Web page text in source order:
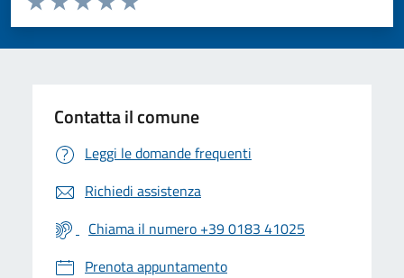
Valuta 5 stelle su 5
Valuta 4 stelle su 5
Valuta 3 stelle su 5
Valuta 2 stelle su 5
Valuta 1 stelle su 5
Contatta il comune
Leggi le domande frequenti
Richiedi assistenza
Chiama il numero +39 0183 41025
Prenota appuntamento